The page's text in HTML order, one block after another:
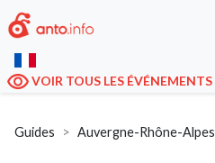
VOIR TOUS LES ÉVÉNEMENTS
Guides Auvergne-Rhône-Alpes